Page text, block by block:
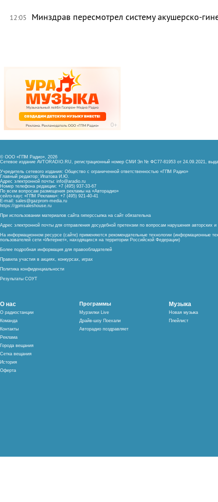
12:05 Минздрав пересмотрел систему акушерско-
© ООО «ГПМ Радио», 2026
Сетевое издание AVTORADIO.RU, регистрационный номер СМИ Эл № ФС77-81953 от 24.09.2021,
Учредитель сетевого издания: Общество с ограниченной ответственностью «ГПМ Радио»
Главный редактор: Ипатова И.Ю.
Адрес электронной почты: info@aradio.ru
Номер телефона редакции: +7 (495) 937-33-67
По всем вопросам размещения рекламы на «Авторадио»
сейлз-хаус «ГПМ Реклама»: +7 (495) 921-40-41
E-mail: sales@gazprom-media.ru
https://gpmsaleshouse.ru
При использовании материалов сайта гиперссылка на сайт обязательна
Адрес электронной почты для отправления досудебной претензии по вопросам нарушения авторских
На информационном ресурсе (сайте) применяются рекомендательные технологии (информационные
пользователей сети «Интернет», находящихся на территории Российской Федерации)
Более подробная информация для правообладателей
Правила участия в акциях, конкурсах, играх
Политика конфиденциальности
Результаты СОУТ
О нас
О радиостанции
Команда
Контакты
Реклама
Города вещания
Сетка вещания
История
Оферта
Программы
Мурзилки Live
Драйв-шоу Поехали
Авторадио поздравляет
Музыка
Новая музыка
Плейлист